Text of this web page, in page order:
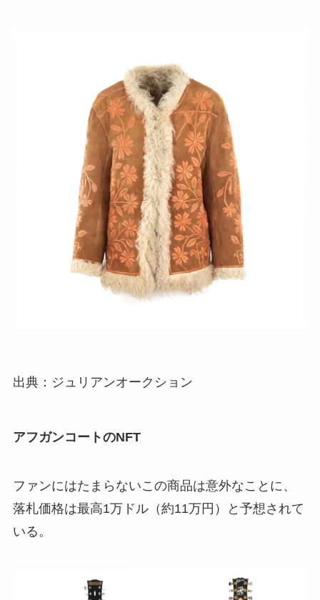
出典：ジュリアンオークション
アフガンコートのNFT
ファンにはたまらないこの商品は意外なことに、
落札価格は最高1万ドル（約11万円）と予想されて
いる。